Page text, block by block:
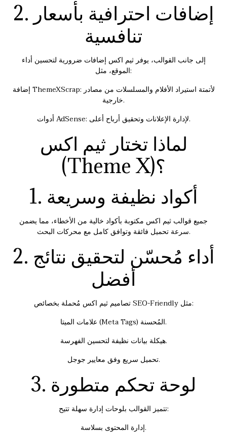
2. إضافات احترافية بأسعار
تنافسية
إلى جانب القوالب، يوفر ثيم اكس إضافات ضرورية لتحسين أداء
الموقع، مثل:
إضافة ThemeXScrap: لأتمتة استيراد الأفلام والمسلسلات من مصادر
خارجية.
أدوات AdSense: لإدارة الإعلانات وتحقيق أرباح أعلى.
لماذا تختار ثيم اكس
(Theme X)؟
1. أكواد نظيفة وسريعة
جميع قوالب ثيم اكس مكتوبة بأكواد خالية من الأخطاء، مما يضمن
سرعة تحميل فائقة وتوافق كامل مع محركات البحث.
2. أداء مُحسّن لتحقيق نتائج
أفضل
تصاميم ثيم اكس مُحملة بخصائص SEO-Friendly مثل:
علامات الميتا (Meta Tags) المُحسنة.
هيكلة بيانات نظيفة لتحسين الفهرسة.
تحميل سريع وفق معايير جوجل.
3. لوحة تحكم متطورة
تتميز القوالب بلوحات إدارة سهلة تتيح:
إدارة المحتوى بسلاسة.